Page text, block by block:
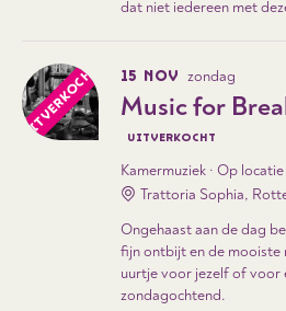
dat niet iedereen met
UITVERKOCHT 15 NOV zondag
Music for
UITVERKOCHT
Kamermuziek · Op locatie
Trattoria Sophia,
Ongehaast aan de dag
fijn ontbijt en de mooiste
uurtje voor jezelf of voor
zondagochtend.